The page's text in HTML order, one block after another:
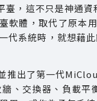
，這不只是神通
體，取代了原本
系統時，就想藉
出了第一代
、交換器、負載